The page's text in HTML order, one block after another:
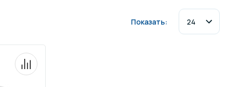
Водопады, водяные пушки и
Показать: